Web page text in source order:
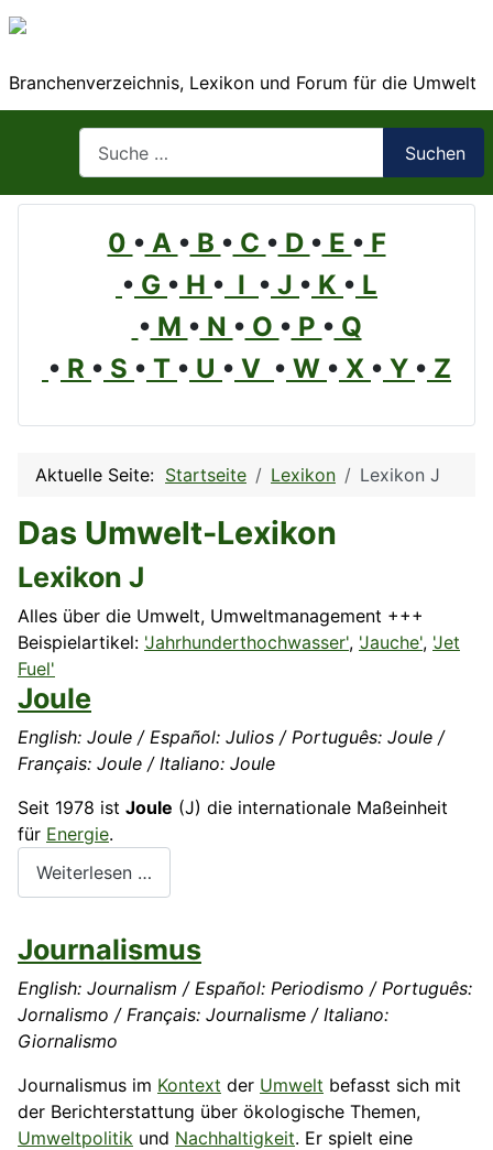
Branchenverzeichnis, Lexikon und Forum für die Umwelt
Suchen
0 • A • B • C • D • E • F
• G • H • I • J • K • L
• M • N • O • P • Q
• R • S • T • U • V • W • X • Y • Z
Aktuelle Seite: Startseite Lexikon Lexikon J
Das Umwelt-Lexikon
Lexikon J
Alles über die Umwelt, Umweltmanagement +++
Beispielartikel: 'Jahrhunderthochwasser', 'Jauche', 'Jet
Fuel'
Joule
English: Joule / Español: Julios / Português: Joule /
Français: Joule / Italiano: Joule
Seit 1978 ist Joule (J) die internationale Maßeinheit
für Energie.
Weiterlesen …
Journalismus
English: Journalism / Español: Periodismo / Português:
Jornalismo / Français: Journalisme / Italiano:
Giornalismo
Journalismus im Kontext der Umwelt befasst sich mit
der Berichterstattung über ökologische Themen,
Umweltpolitik und Nachhaltigkeit. Er spielt eine